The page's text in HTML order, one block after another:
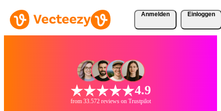
Anmelden Einloggen
4.9
from 33.572 reviews on Trustpilot